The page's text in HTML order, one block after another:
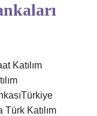
Katılım
Türk Katılım